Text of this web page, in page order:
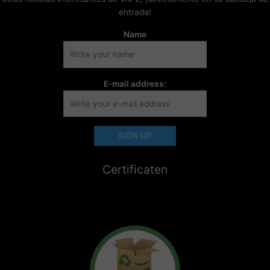
entrada!
Name
E-mail address:
Certificaten